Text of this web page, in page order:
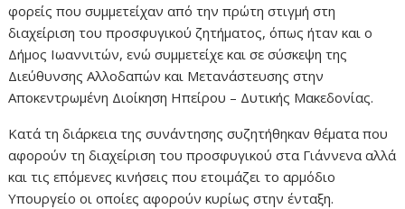
φορείς που συμμετείχαν από την πρώτη στιγμή στη
διαχείριση του προσφυγικού ζητήματος, όπως ήταν και ο
Δήμος Ιωαννιτών, ενώ συμμετείχε και σε σύσκεψη της
Διεύθυνσης Αλλοδαπών και Μετανάστευσης στην
Αποκεντρωμένη Διοίκηση Ηπείρου – Δυτικής Μακεδονίας.
Κατά τη διάρκεια της συνάντησης συζητήθηκαν θέματα που
αφορούν τη διαχείριση του προσφυγικού στα Γιάννενα αλλά
και τις επόμενες κινήσεις που ετοιμάζει το αρμόδιο
Υπουργείο οι οποίες αφορούν κυρίως στην ένταξη.